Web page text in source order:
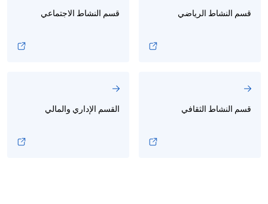
قسم النشاط الرياضي قسم النشاط الاجتماعي
قسم النشاط الثقافي القسم الإداري والمالي